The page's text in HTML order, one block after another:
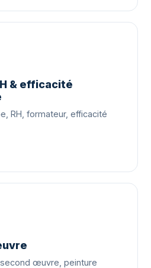
& efficacité
RH, formateur, efficacité
œuvre, peinture